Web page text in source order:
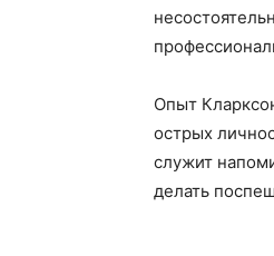
Опыт
острых
служит
делать